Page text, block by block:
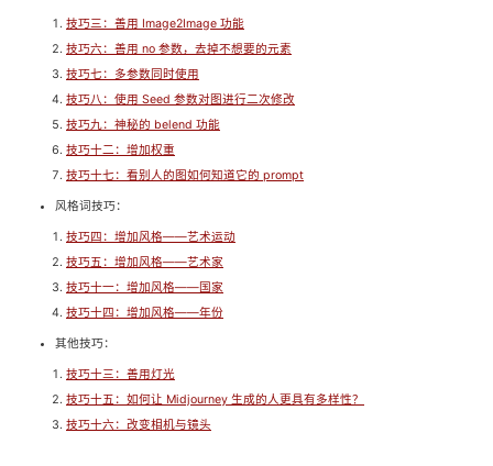
技巧三：善用 Image2Image 功能
技巧六：善用 no 参数，去掉不想要的元素
技巧七：多参数同时使用
技巧八：使用 Seed 参数对图进行二次修改
技巧九：神秘的 belend 功能
技巧十二：增加权重
技巧十七：看别人的图如何知道它的 prompt
风格词技巧：
技巧四：增加风格——艺术运动
技巧五：增加风格——艺术家
技巧十一：增加风格——国家
技巧十四：增加风格——年份
其他技巧：
技巧十三：善用灯光
技巧十五：如何让 Midjourney 生成的人更具有多样性？
技巧十六：改变相机与镜头